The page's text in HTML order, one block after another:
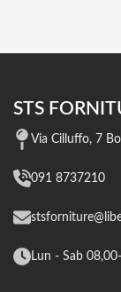
STS
Via Cilluffo, 7
091 8737210
Lun - Sab